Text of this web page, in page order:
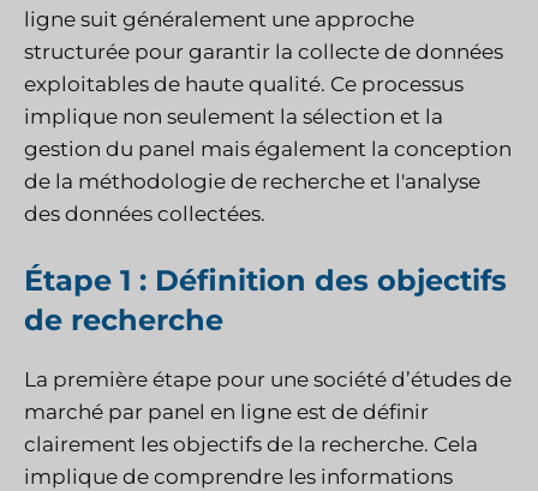
ligne suit généralement une approche
structurée pour garantir la collecte de données
exploitables de haute qualité. Ce processus
implique non seulement la sélection et la
gestion du panel mais également la conception
de la méthodologie de recherche et l'analyse
des données collectées.
Étape 1 : Définition des objectifs
de recherche
La première étape pour une société d’études de
marché par panel en ligne est de définir
clairement les objectifs de la recherche. Cela
implique de comprendre les informations